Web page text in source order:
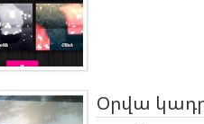
Օրվա